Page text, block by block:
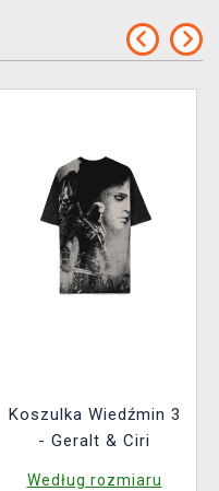
Koszulka Wiedźmin 3
- Geralt & Ciri
Według rozmiaru